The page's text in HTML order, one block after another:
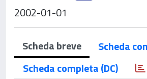
2002-01-01
Scheda breve
Scheda
Scheda completa (DC)